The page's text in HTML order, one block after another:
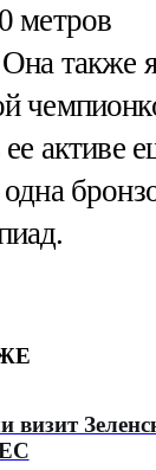
метров
также
активе
визит